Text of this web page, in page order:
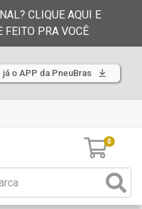
CLIQUE AQUI E
FEITO PRA VOCÊ
já o APP da PneuBras
0